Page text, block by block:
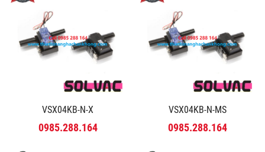
VSX04KB-N-X
0985.288.164
VSX04KB-N-MS
0985.288.164